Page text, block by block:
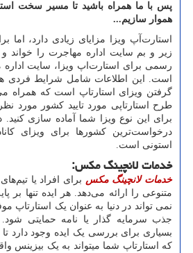
پس با ما همراه باشید تا مسیر سخت
هموار سازیم...
استارت آپ ویزا مزایای زیادی دارد،
اما
زیر و بم سایت اداره مهاجرت را خواند
رسمی برای استارت اپ ویزا، سایت
است. این اطلاعات شامل شرایط فردی
گرفتن ویزای استارتاپ است که همراه
طرح استارتاپی مورد تایید کشور مورد
برای این نوع ویزا شما آماده سازی
درخواستترین کشورها برای ویزای
استونی است.
خدمات لانچینگ مکس:
خدمات لانچینگ مکس برای افراد یا تیم
متنوعی را ارائه میدهد. هر ایده تنها بر
نمی تواند در دنیا به عنوان یک
جذب سرمایه گذار یا نامه حمایتی
بسیاری برای بررسی یک ایده وجود دارد
که استارتاپ شما میتواند به یک بیزینس